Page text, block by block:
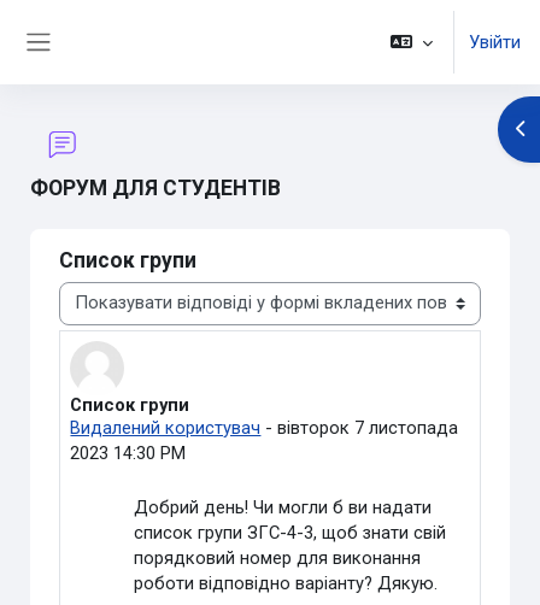
Увійти
ФОРУМ ДЛЯ СТУДЕНТІВ
Список групи
Тип показу
Список групи
Видалений користувач -вівторок 7 листопада
2023 14:30 PM
Кількість відповідей: 1
Добрий день! Чи могли б ви надати
список групи ЗГС-4-3, щоб знати свій
порядковий номер для виконання
роботи відповідно варіанту? Дякую.